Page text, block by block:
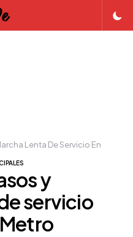
y
servicio
Lenta De Servicio En